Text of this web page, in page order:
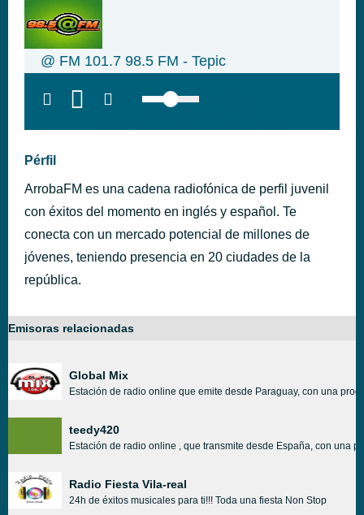
@ FM 101.7 98.5 FM - Tepic
height:28px; background:#005f79;'
Pérfil
ArrobaFM es una cadena radiofónica de perfil juvenil
con éxitos del momento en inglés y español. Te
conecta con un mercado potencial de millones de
jóvenes, teniendo presencia en 20 ciudades de la
república.
Emisoras relacionadas
Global Mix
Estación de radio online que emite desde Paraguay, con una
teedy420
Estación de radio online , que transmite desde España, con una
Radio Fiesta Vila-real
24h de éxitos musicales para ti!!! Toda una fiesta Non Stop